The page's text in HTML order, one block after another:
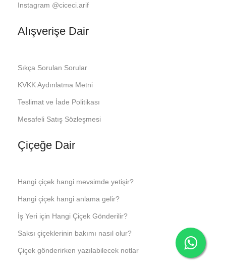
Instagram @ciceci.arif
Alışverişe Dair
Sıkça Sorulan Sorular
KVKK Aydınlatma Metni
Teslimat ve İade Politikası
Mesafeli Satış Sözleşmesi
Çiçeğe Dair
Hangi çiçek hangi mevsimde yetişir?
Hangi çiçek hangi anlama gelir?
İş Yeri için Hangi Çiçek Gönderilir?
Saksı çiçeklerinin bakımı nasıl olur?
Çiçek gönderirken yazılabilecek notlar